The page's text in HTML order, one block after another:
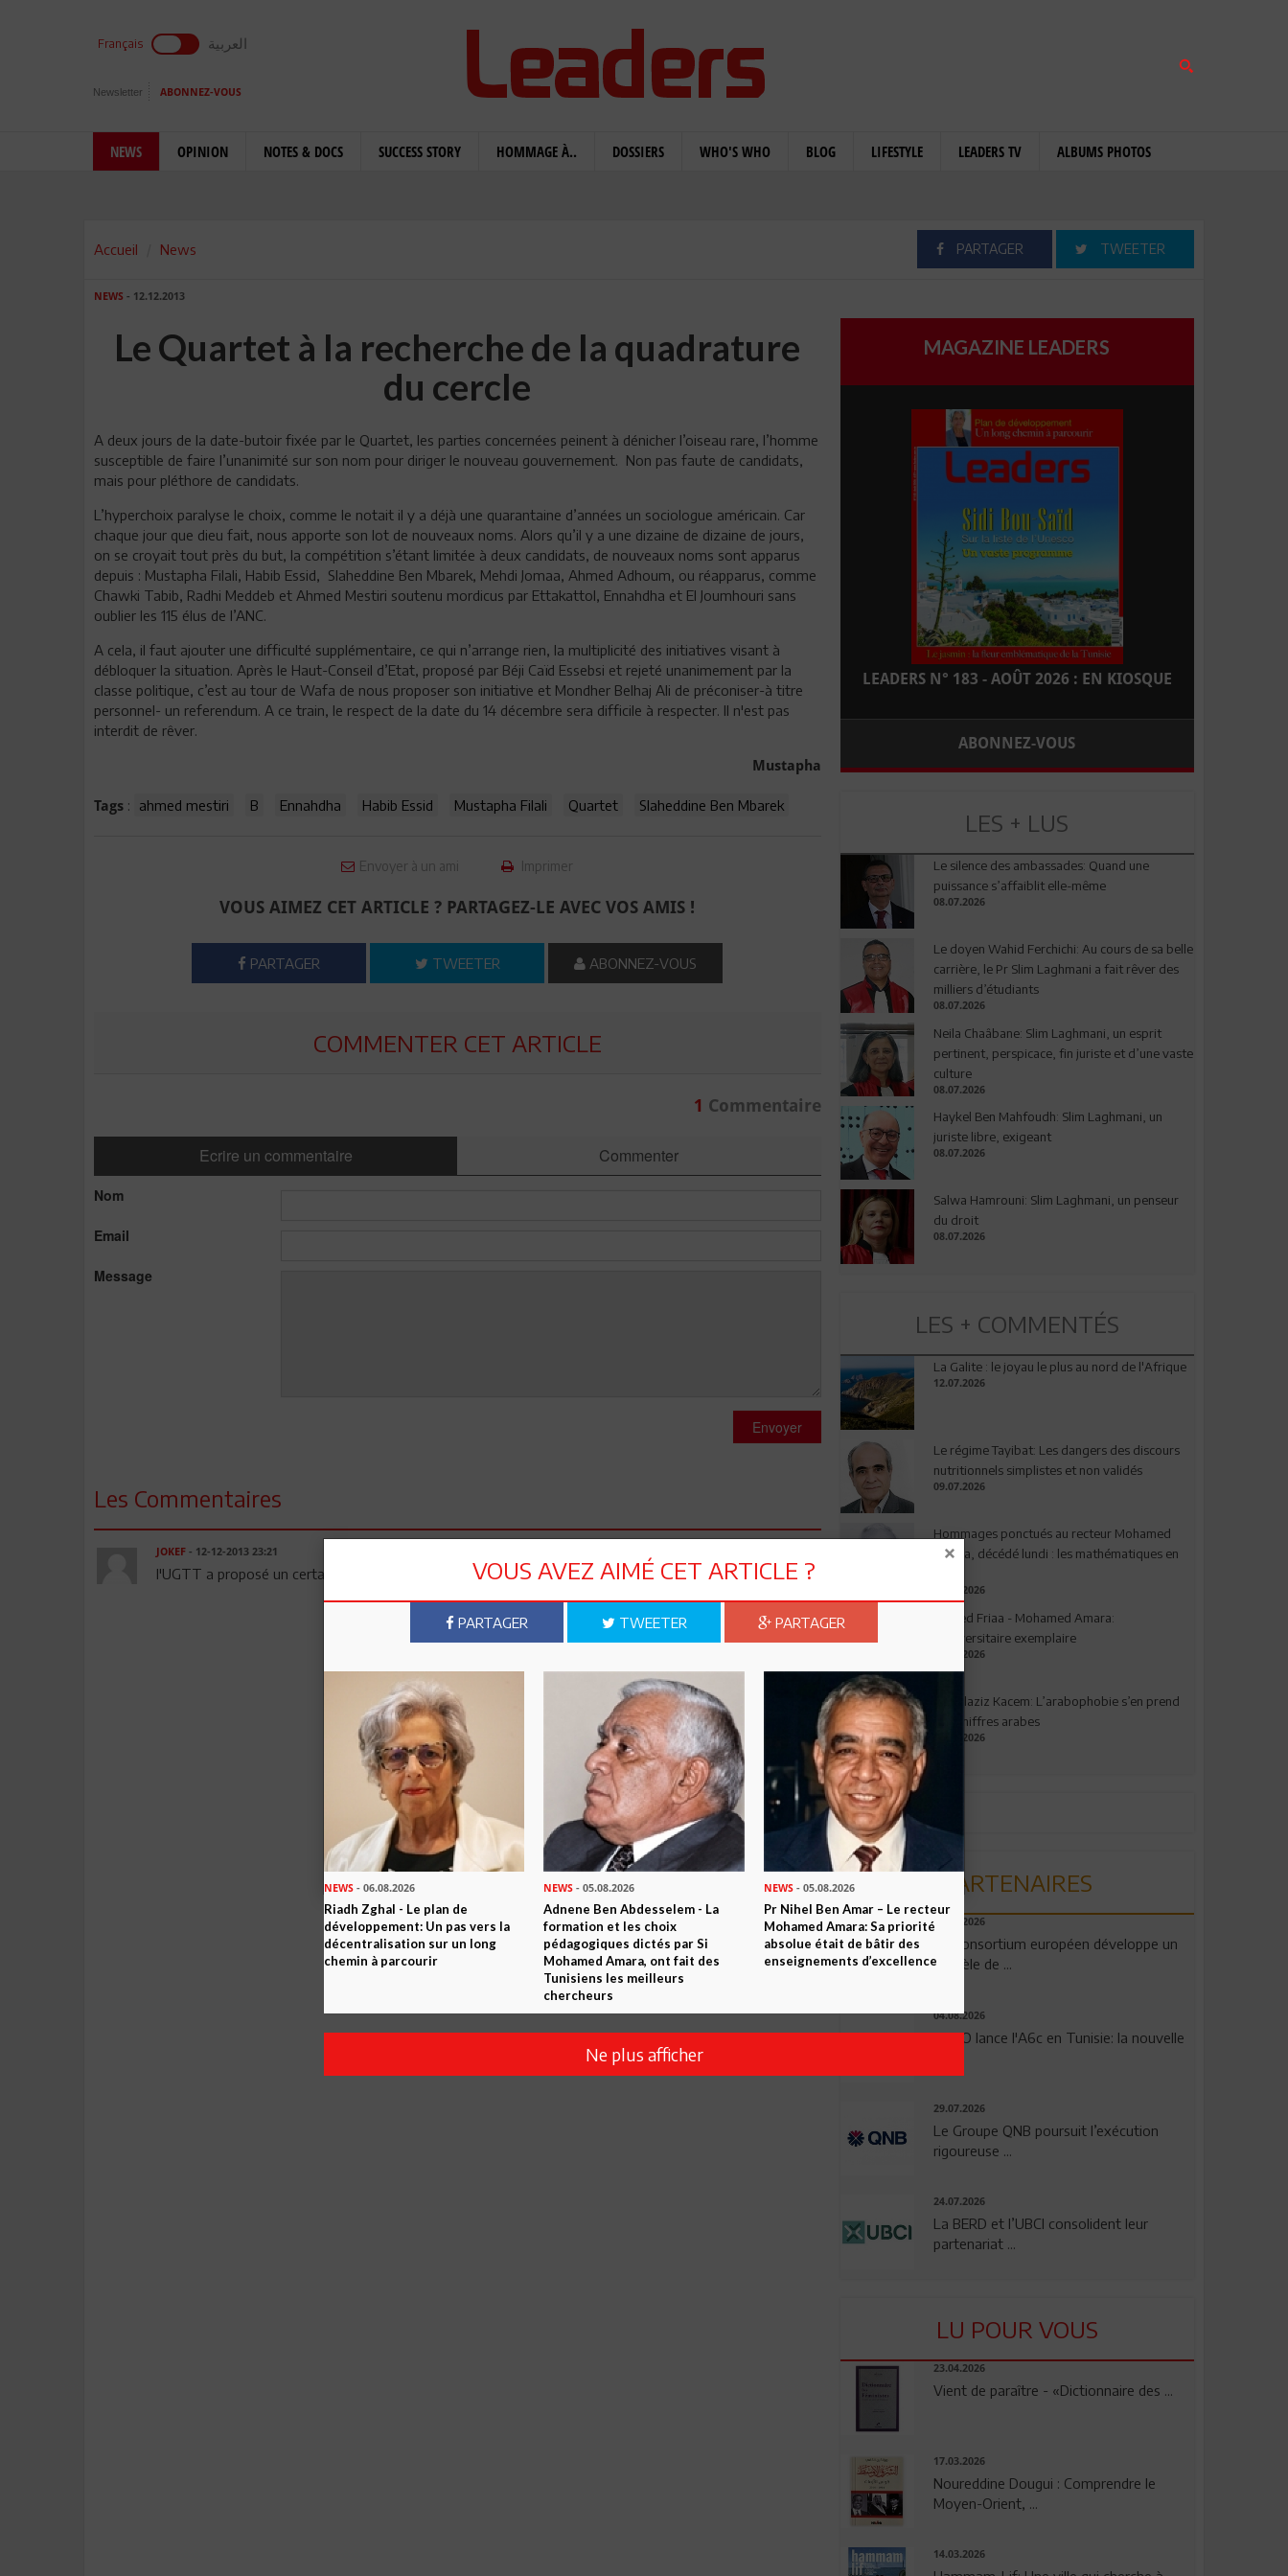
Français العربية
Newsletter ABONNEZ-VOUS
NEWS OPINION NOTES & DOCS SUCCESS STORY HOMMAGE À.. DOSSIERS WHO'S WHO BLOG LIFESTYLE LEADERS TV ALBUMS PHOTOS
Accueil News PARTAGER TWEETER
NEWS - 12.12.2013
Le Quartet à la recherche de la quadrature
du cercle
A deux jours de la date-butoir fixée par le Quartet, les parties concernées peinent à dénicher l’oiseau rare, l’homme
susceptible de faire l’unanimité sur son nom pour diriger le nouveau gouvernement. Non pas faute de candidats,
mais pour pléthore de candidats.
L’hyperchoix paralyse le choix, comme le notait il y a déjà une quarantaine d’années un sociologue américain. Car
chaque jour que dieu fait, nous apporte son lot de nouveaux noms. Alors qu’il y a une dizaine de dizaine de jours,
on se croyait tout près du but, la compétition s’étant limitée à deux candidats, de nouveaux noms sont apparus
depuis : Mustapha Filali, Habib Essid, Slaheddine Ben Mbarek, Mehdi Jomaa, Ahmed Adhoum, ou réapparus, comme
Chawki Tabib, Radhi Meddeb et Ahmed Mestiri soutenu mordicus par Ettakattol, Ennahdha et El Joumhouri sans
oublier les 115 élus de l’ANC.
A cela, il faut ajouter une difficulté supplémentaire, ce qui n’arrange rien, la multiplicité des initiatives visant à
débloquer la situation. Après le Haut-Conseil d’Etat, proposé par Béji Caïd Essebsi et rejeté unanimement par la
classe politique, c’est au tour de Wafa de nous proposer son initiative et Mondher Belhaj Ali de préconiser-à titre
personnel- un referendum. A ce train, le respect de la date du 14 décembre sera difficile à respecter. Il n'est pas
interdit de rêver.
Mustapha
Tags : ahmed mestiri B Ennahdha Habib Essid Mustapha Filali Quartet Slaheddine Ben Mbarek
Envoyer à un ami Imprimer
VOUS AIMEZ CET ARTICLE ? PARTAGEZ-LE AVEC VOS AMIS !
PARTAGER TWEETER ABONNEZ-VOUS
COMMENTER CET ARTICLE
1 Commentaire
Ecrire un commentaire Commenter
Nom
Email
Message
Envoyer
Les Commentaires
JOKEF- 12-12-2013 23:21
l'UGTT a proposé un certain Fadhel Khlil pourquoi ne pas revoir cette personne?
MAGAZINE LEADERS
LEADERS N° 183 - AOÛT 2026 : EN KIOSQUE
ABONNEZ-VOUS
LES + LUS
Le silence des ambassades: Quand une
puissance s’affaiblit elle-même
08.07.2026
Le doyen Wahid Ferchichi: Au cours de sa belle
carrière, le Pr Slim Laghmani a fait rêver des
milliers d’étudiants
08.07.2026
Neila Chaâbane: Slim Laghmani, un esprit
pertinent, perspicace, fin juriste et d’une vaste
culture
08.07.2026
Haykel Ben Mahfoudh: Slim Laghmani, un
juriste libre, exigeant
08.07.2026
Salwa Hamrouni: Slim Laghmani, un penseur
du droit
08.07.2026
LES + COMMENTÉS
La Galite : le joyau le plus au nord de l'Afrique
12.07.2026
Le régime Tayibat: Les dangers des discours
nutritionnels simplistes et non validés
09.07.2026
Hommages ponctués au recteur Mohamed
Amara, décédé lundi : les mathématiques en
03.08.2026
Ahmed Friaa - Mohamed Amara:
l’Universitaire exemplaire
04.08.2026
Abdelaziz Kacem: L’arabophobie s’en prend
aux chiffres arabes
09.07.2026
PARTENAIRES
06.08.2026
Un consortium européen développe un
modèle de ...
04.08.2026
OPPO lance l'A6c en Tunisie: la nouvelle
29.07.2026
Le Groupe QNB poursuit l’exécution
rigoureuse ...
24.07.2026
La BERD et l’UBCI consolident leur
partenariat ...
LU POUR VOUS
23.04.2026
Vient de paraître - «Dictionnaire des ...
17.03.2026
Noureddine Dougui : Comprendre le
Moyen-Orient, ...
14.03.2026
VOUS AVEZ AIMÉ CET ARTICLE ?
PARTAGER TWEETER PARTAGER
NEWS - 06.08.2026
Riadh Zghal - Le plan de
développement: Un pas vers la
décentralisation sur un long
chemin à parcourir
NEWS - 05.08.2026
Adnene Ben Abdesselem - La
formation et les choix
pédagogiques dictés par Si
Mohamed Amara, ont fait des
Tunisiens les meilleurs
chercheurs
NEWS- 05.08.2026
Pr Nihel Ben Amar – Le recteur
Mohamed Amara: Sa priorité
absolue était de bâtir des
enseignements d’excellence
Ne plus afficher